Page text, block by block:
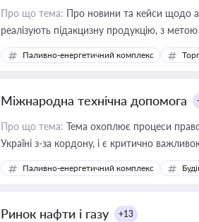
Про що тема: Про новини та кейси щодо
реалізують підакцизну продукцію, з
Паливно-енергетичний комплекс
Міжнародна технічна допомога
Про що тема: Тема охоплює процеси
Україні з-за кордону, і є критично
інфраструктурних проєктів
Паливно-енергетичний комплекс
Ринок нафти і газу +13